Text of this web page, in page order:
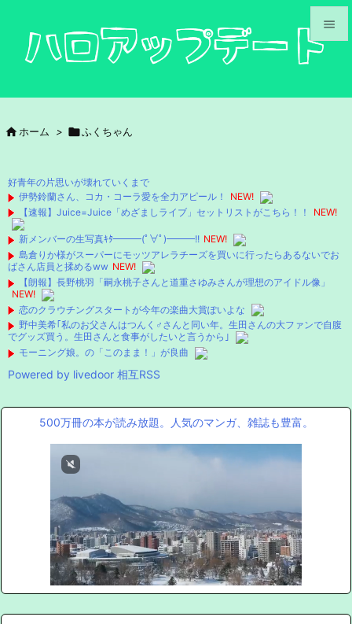




 ホーム > ふくちゃん
好青年の片思いが壊れていくまで
伊勢鈴蘭さん、コカ・コーラ愛を全力アピール！
NEW!
【速報】Juice=Juice「めざましライブ」セットリストがこちら！！
NEW!
新メンバーの生写真ｷﾀ━━━(ﾟ∀ﾟ)━━━!! NEW!
島倉りか様がスーパーにモッツアレラチーズを買いに行ったらあるないでお
ばさん店員と揉めるww NEW!
【朗報】長野桃羽「嗣永桃子さんと道重さゆみさんが理想のアイドル像」
NEW!
恋のクラウチングスタートが今年の楽曲大賞ぽいよな
野中美希｢私のお父さんはつんく♂さんと同い年。生田さんの大ファンで自腹
でグッズ買う。生田さんと食事がしたいと言うから｣
モーニング娘。の「このまま！」が良曲
Powered by livedoor 相互RSS
500万冊の本が読み放題。人気のマンガ、雑誌も豊富。